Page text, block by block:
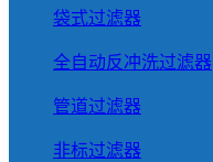
袋式过滤器
全自动反冲洗过滤器
管道过滤器
非标过滤器